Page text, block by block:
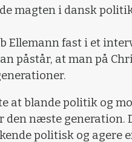
magten i dansk
Ellemann fast i et
påstår, at man på
at blande politik og
den næste generation.
politisk og agere